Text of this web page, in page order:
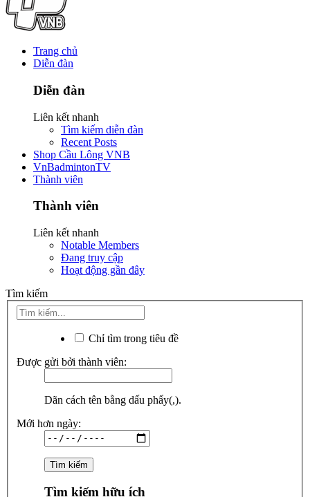
Trang chủ
Diễn đàn
Diễn đàn
Liên kết nhanh
Tìm kiếm diễn đàn
Recent Posts
Shop Cầu Lông VNB
VnBadmintonTV
Thành viên
Thành viên
Liên kết nhanh
Notable Members
Đang truy cập
Hoạt động gần đây
Tìm kiếm
Chỉ tìm trong tiêu đề
Được gửi bởi thành viên:
Dãn cách tên bằng dấu phẩy(,).
Mới hơn ngày:
Tìm kiếm hữu ích